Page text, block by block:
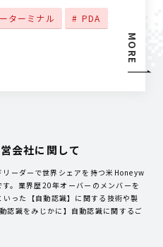
MORE
ターミナル PDA
会社に関して
ーダーで世界シェアを持つ米Honeyw
。業界歴20年オーバーのメンバーを
った【自動認識】に関する技術や製
認識をみじかに】自動認識に関するご